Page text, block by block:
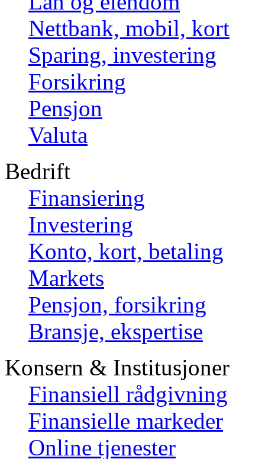
Nettbank, mobil, kort
Sparing, investering
Forsikring
Pensjon
Valuta
Bedrift
Finansiering
Investering
Konto, kort, betaling
Markets
Pensjon, forsikring
Bransje, ekspertise
Konsern & Institusjoner
Finansiell rådgivning
Finansielle markeder
Online tjenester